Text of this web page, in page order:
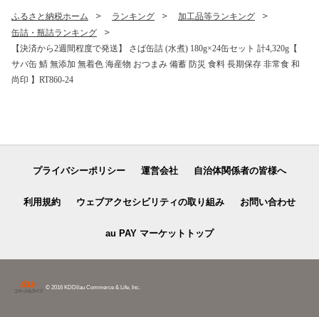
ふるさと納税ホーム ランキング
加工品等ランキング
缶詰・瓶詰ランキング
【決済から2週間程度で発送】 さば缶詰 (水煮) 180g×24缶セット 計4,320g【
サバ缶 鯖 無添加 無着色 海産物 おつまみ 備蓄 防災 食料 長期保存 非常食 和
尚印 】RT860-24
プライバシーポリシー 運営会社 自治体関係者の皆様へ
利用規約 ウェブアクセシビリティの取り組み お問い合わせ
au PAY マーケットトップ
© 2016 KDDI/au Commerce & Life, Inc.